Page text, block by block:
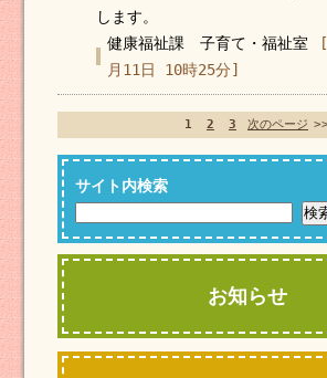
します。
健康福祉課 子育て・福祉室
月11日 10時25分]
1 2 3 次のページ >>
サイト内検索
お知らせ